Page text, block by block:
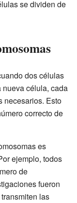
se dividen de
dos células
nueva célula, cada
necesarios. Esto
correcto de
es
ejemplo, todos
de
fueron
las